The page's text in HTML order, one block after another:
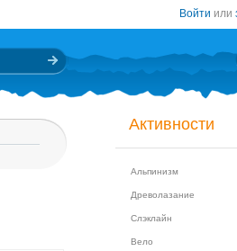
Войти или
Активности
Альпинизм
Древолазание
Слэклайн
Вело